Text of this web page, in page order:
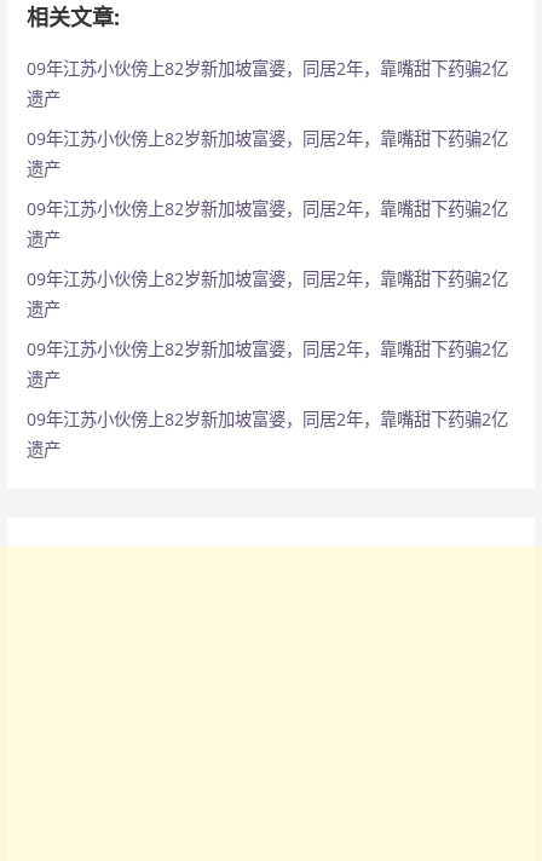
相关文章:
09年江苏小伙傍上82岁新加坡富婆，同居2年，靠嘴甜下药骗2亿
遗产
09年江苏小伙傍上82岁新加坡富婆，同居2年，靠嘴甜下药骗2亿
遗产
09年江苏小伙傍上82岁新加坡富婆，同居2年，靠嘴甜下药骗2亿
遗产
09年江苏小伙傍上82岁新加坡富婆，同居2年，靠嘴甜下药骗2亿
遗产
09年江苏小伙傍上82岁新加坡富婆，同居2年，靠嘴甜下药骗2亿
遗产
09年江苏小伙傍上82岁新加坡富婆，同居2年，靠嘴甜下药骗2亿
遗产